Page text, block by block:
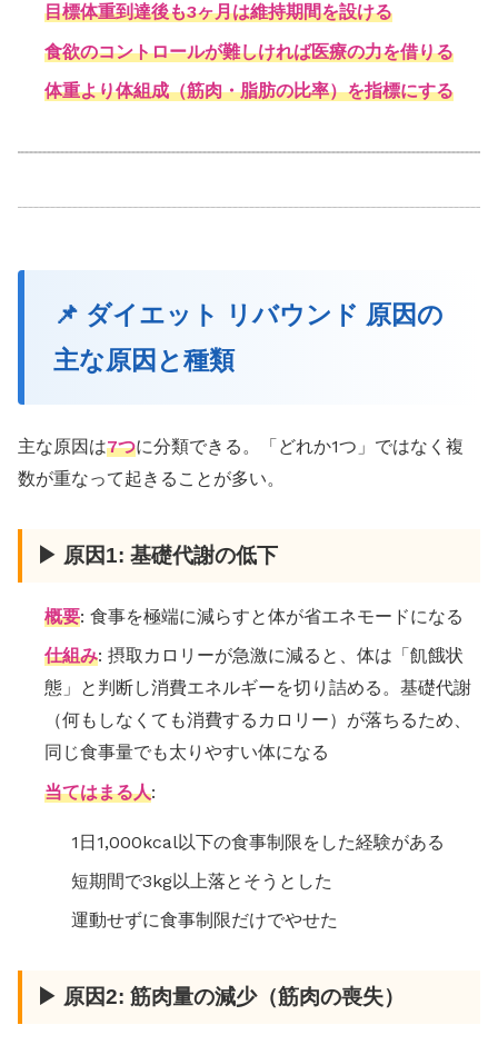
目標体重到達後も3ヶ月は維持期間を設ける
食欲のコントロールが難しければ医療の力を借りる
体重より体組成（筋肉・脂肪の比率）を指標にする
📌 ダイエット リバウンド 原因の
主な原因と種類
主な原因は7つに分類できる。「どれか1つ」ではなく複
数が重なって起きることが多い。
▶ 原因1: 基礎代謝の低下
概要: 食事を極端に減らすと体が省エネモードになる
仕組み: 摂取カロリーが急激に減ると、体は「飢餓状
態」と判断し消費エネルギーを切り詰める。基礎代謝
（何もしなくても消費するカロリー）が落ちるため、
同じ食事量でも太りやすい体になる
当てはまる人:
1日1,000kcal以下の食事制限をした経験がある
短期間で3kg以上落とそうとした
運動せずに食事制限だけでやせた
▶ 原因2: 筋肉量の減少（筋肉の喪失）